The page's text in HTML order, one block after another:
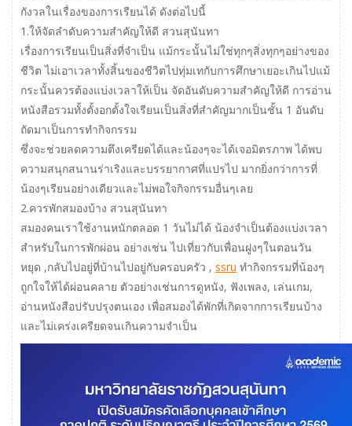
กังวลในเรื่องของการเรียนได้ ดังต่อไปนี้
1.ให้จัดลำดับความสำคัญให้ดี สวนสุนันทา
เรื่องการเรียนเป็นสิ่งที่จำเป็น แม้กระนั้นไม่ใช่ทุกๆสิ่งทุกๆอย่างของ
ชีวิต ไม่เอาเวลาทั้งสิ้นของชีวิตไปทุ่มเทกับการศึกษาเยอะเกินไปแม้
กระนั้นควรต้องแบ่งเวลาให้เป็น จัดอันดับความสำคัญให้ดี การอ่าน
หนังสือรวมทั้งตั้งอกตั้งใจเรียนเป็นสิ่งที่สำคัญมากเป็นชั้น 1 อันดับ
ถัดมาเป็นการทำกิจกรรม
ซึ่งจะช่วยลดความตึงเครียดได้และน้องๆจะได้เจอมิตรภาพ ได้พบ
ความสนุกสนานร่าเริงและบรรยากาศที่แปรไป มากยิ่งกว่าการที่
น้องๆเรียนอย่างเดียวและไม่พอใจกิจกรรมอื่นๆเลย
2.ควรพักสมองบ้าง สวนสุนันทา
สมองคนเราใช้งานหนักตลอด 1 วันไม่ได้ น้องจำเป็นต้องแบ่งเวลา
สำหรับในการพักผ่อน อย่างเช่น ไปเที่ยวกับเพื่อนฝูงๆในตอนวัน
หยุด ,กลับไปอยู่ที่บ้านไปอยู่กับครอบครัว , ssru ทำกิจกรรมที่น้องๆ
ถูกใจให้ได้ผ่อนคลาย ตัวอย่างเช่นการดูหนัง, ฟังเพลง, เล่นเกม,
อ่านหนังสือปรับปรุงตนเอง เพื่อสมองได้พักที่เกิดจากการเรียนบ้าง
และไม่เคร่งเครียดจนเกินความจำเป็น